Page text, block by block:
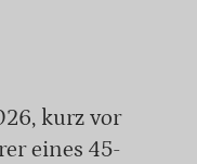
kurz vor
eines 45-